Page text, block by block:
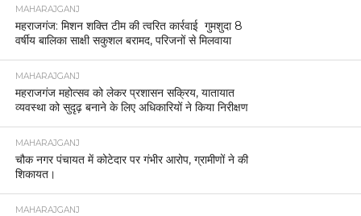
MAHARAJGANJ
महराजगंज: मिशन शक्ति टीम की त्वरित कार्रवाई गुमशुदा 8
वर्षीय बालिका साक्षी सकुशल बरामद, परिजनों से मिलवाया
MAHARAJGANJ
महराजगंज महोत्सव को लेकर प्रशासन सक्रिय, यातायात
व्यवस्था को सुदृढ़ बनाने के लिए अधिकारियों ने किया निरीक्षण
MAHARAJGANJ
चौक नगर पंचायत में कोटेदार पर गंभीर आरोप, ग्रामीणों ने की
शिकायत।
MAHARAJGANJ